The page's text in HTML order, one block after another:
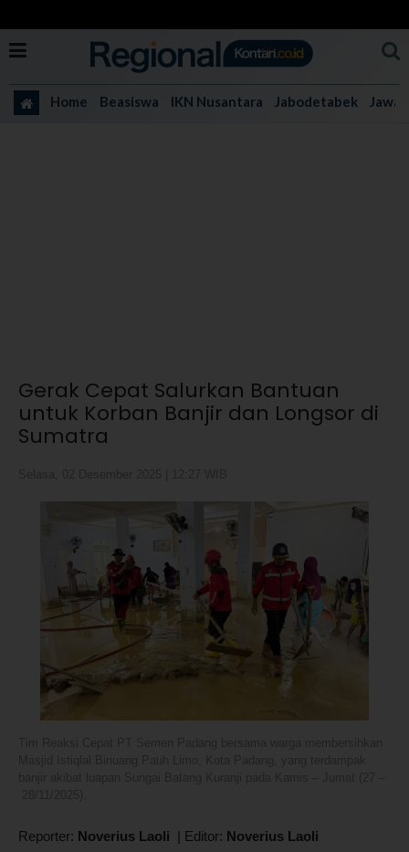
Home Beasiswa IKN Nusantara Jabodetabek Jawa
Gerak Cepat Salurkan Bantuan
untuk Korban Banjir dan Longsor di
Sumatra
Reporter: Noverius Laoli | Editor: Noverius Laoli